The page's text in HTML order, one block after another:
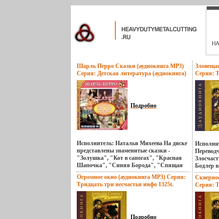
Шарль Перро Сказки (аудиокнига MP3)
Серия: Детская литература (аудиокнига)
инфо 1321t.
Подробно
Исполнитель: Наталья Михеева На диске
представлены знаменитые сказки -
"Золушка", "Кот в сапогах", "Красная
Шапочка", "Синяя Борода", "Спящая
красавицаqбьмиж" и другие Герои
волшебных сказок Шарля Перро
действуют, как вполне живые люди - Кот
в сапогах - настоящий ловкий парень из
народа, хитростью и находчивостью
устраивающий судьбу своего хозяина, -
Мальчик с пальчик - заботливый
Огромное окно (аудиокнига MP3) Серия:
Тридцать три несчастья инфо 1325t.
Подробно
Серия:
1324t.
Бодлер
не
место:
запахи",
станки
Серия:
1326t.